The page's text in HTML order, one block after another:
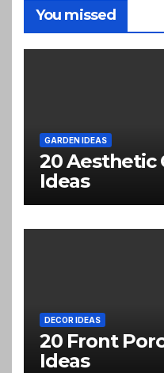
You missed
GARDEN IDEAS
20 Aesthetic
Ideas
DECOR IDEAS
20 Front
Ideas